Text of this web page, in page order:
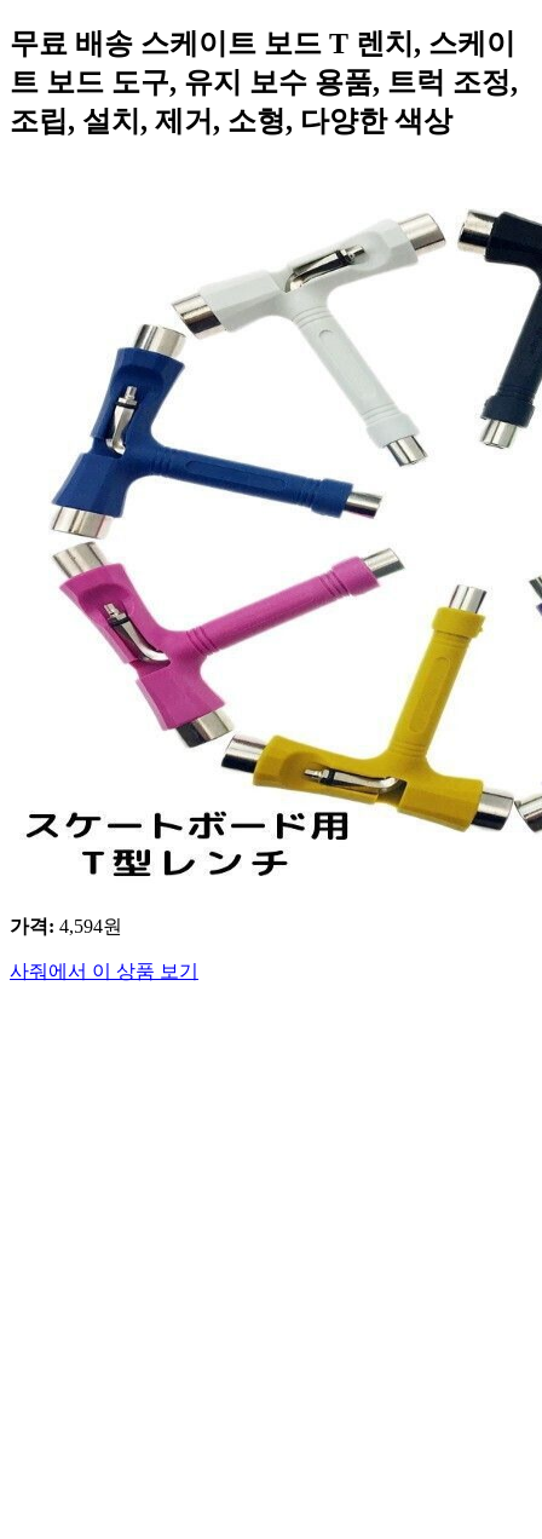
무료 배송 스케이트 보드 T 렌치, 스케이
트 보드 도구, 유지 보수 용품, 트럭 조정,
조립, 설치, 제거, 소형, 다양한 색상
가격: 4,594원
사줘에서 이 상품 보기